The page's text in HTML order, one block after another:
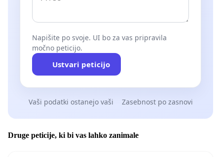
Napišite po svoje. UI bo za vas pripravila
močno peticijo.
Ustvari peticijo
Vaši podatki ostanejo vaši Zasebnost po zasnovi
Druge peticije, ki bi vas lahko zanimale